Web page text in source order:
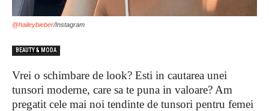
@haileybieber/Instagram
BEAUTY & MODA
Vrei o schimbare de look? Esti in cautarea unei
tunsori moderne, care sa te puna in valoare? Am
pregatit cele mai noi tendinte de tunsori pentru femei